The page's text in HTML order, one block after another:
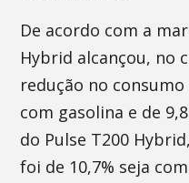
De acordo com a
Hybrid alcançou, no
redução no
com gasolina e de
do Pulse T200
foi de 10,7% seja